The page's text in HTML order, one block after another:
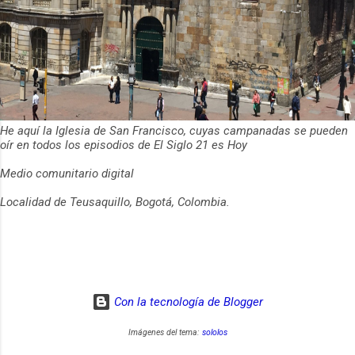
He aquí la Iglesia de San Francisco, cuyas campanadas se pueden
oír en todos los episodios de El Siglo 21 es Hoy
Medio comunitario digital
Localidad de Teusaquillo, Bogotá, Colombia.
Con la tecnología de Blogger
Imágenes del tema: sololos